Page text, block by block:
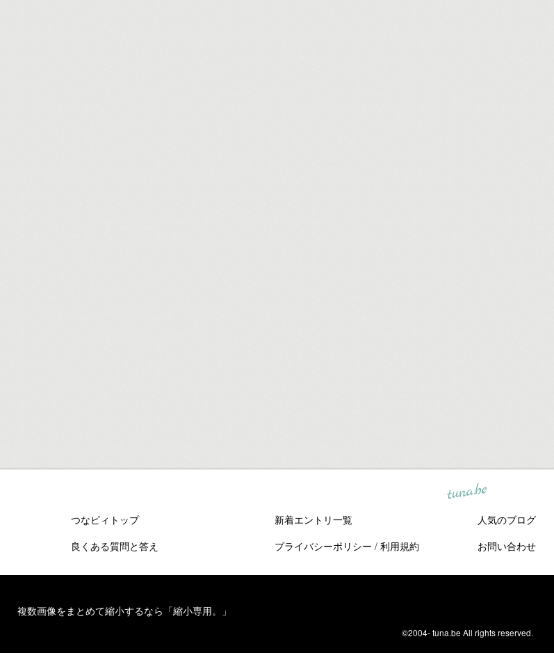
tuna.be
つなビィトップ 新着エントリ一覧 人気のブログ
良くある質問と答え
プライバシーポリシー / 利用規約 お問い合わせ
複数画像をまとめて縮小するなら「縮小専用。」
©2004-tuna.be All rights reserved.